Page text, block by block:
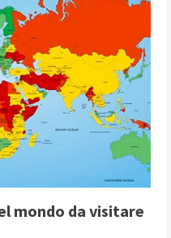
mondo da visitare